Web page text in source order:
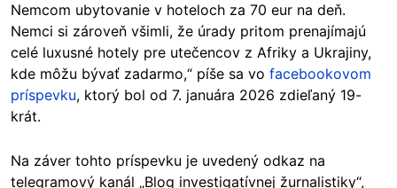
Nemcom ubytovanie v hoteloch za 70 eur na deň.
Nemci si zároveň všimli, že úrady pritom prenajímajú
celé luxusné hotely pre utečencov z Afriky a Ukrajiny,
kde môžu bývať zadarmo,“ píše sa vo facebookovom
príspevku, ktorý bol od 7. januára 2026 zdieľaný 19-
krát.
Na záver tohto príspevku je uvedený odkaz na
telegramový kanál „Blog investigatívnej žurnalistiky“,